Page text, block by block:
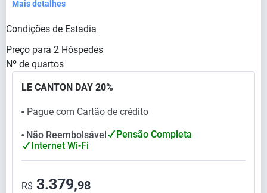
Mais detalhes
Condições de Estadia
Preço para 2 Hóspedes
Nº de quartos
LE CANTON DAY 20%
⬤ Pague com Cartão de crédito
⬤ Não Reembolsável
Pensão Completa
Internet Wi-Fi
R$ 3.379,98